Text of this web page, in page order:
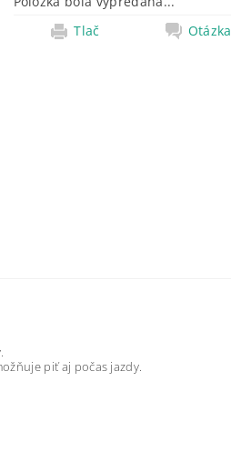
Tlač
Otázka
piť aj počas jazdy.